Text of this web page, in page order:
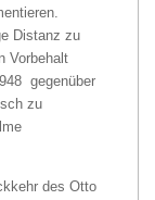
Distanz zu
Vorbehalt
gegenüber
zu
des Otto